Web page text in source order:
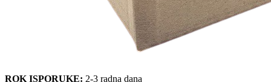
ROK ISPORUKE: 2-3 radna dana